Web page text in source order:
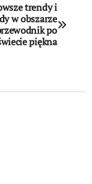
trendy i
w obszarze
po
piękna